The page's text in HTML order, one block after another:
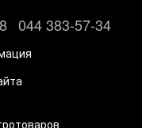
044 383-57-34